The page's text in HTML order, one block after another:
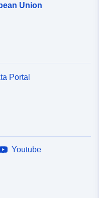
Union
Portal
Youtube